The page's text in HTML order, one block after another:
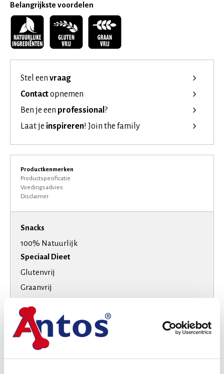
Belangrijkste voordelen
Stel een vraag
Contactopnemen
Ben je een professional ?
Laat je inspireren! Join the family
Productkenmerken
Productspecificatie
Voedingsadvies
Disclaimer
Snacks
100% Natuurlijk
Speciaal Dieet
Glutenvrij
Graanvrij
Smaak
Kip
Kaas